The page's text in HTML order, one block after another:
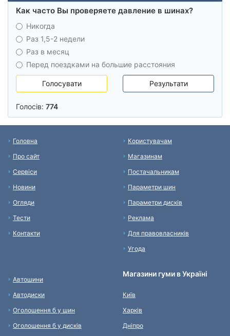
Как часто Вы проверяете давление в шинах?
Никогда
Раз 1,5-2 недели
Раз в месяц
Перед поездками на большие расстояния
Голосувати Результати
Голосів: 774
Головна
Про сайт
Сервіси
Новини
Огляди
Тести
Контакти
Користувачам
Магазинам
Постачальникам
Параметри шин
Параметри дисків
Реклама
Для правовласників
Угода
Автошини
Автодиски
Оголошення б у шин
Оголошення б у дисків
Магазини гуми в Україні
Київ
Харків
Дніпро